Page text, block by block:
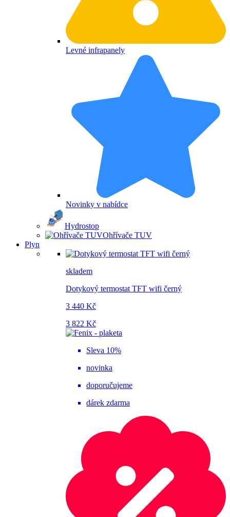
Levné infrapanely
Novinky v nabídce
Hydrostop
Ohřívače TUV
Plyn
skladem
Dotykový termostat TFT wifi černý
3 440 Kč
3 822 Kč
Sleva 10%
novinka
doporučujeme
dárek zdarma